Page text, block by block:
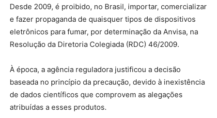
Desde 2009, é proibido, no Brasil, importar, comercializar
e fazer propaganda de quaisquer tipos de dispositivos
eletrônicos para fumar, por determinação da Anvisa, na
Resolução da Diretoria Colegiada (RDC) 46/2009.
À época, a agência reguladora justificou a decisão
baseada no princípio da precaução, devido à inexistência
de dados científicos que comprovem as alegações
atribuídas a esses produtos.